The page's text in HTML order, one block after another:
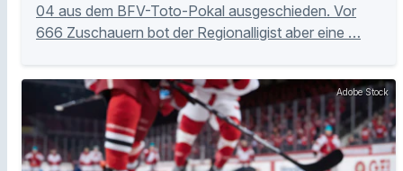
04 aus dem BFV-Toto-Pokal ausgeschieden. Vor
666 Zuschauern bot der Regionalligist aber eine …
Adobe Stock